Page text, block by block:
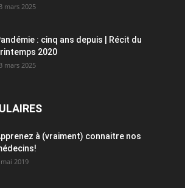
mars 2025
: cinq ans depuis | Récit du
2020
mars 2025
à (vraiment) connaitre nos
2019